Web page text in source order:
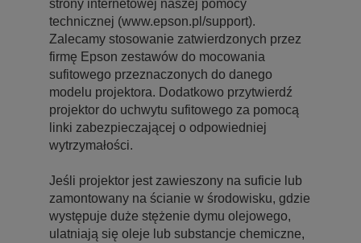
strony internetowej naszej pomocy
technicznej (www.epson.pl/support).
Zalecamy stosowanie zatwierdzonych przez
firmę Epson zestawów do mocowania
sufitowego przeznaczonych do danego
modelu projektora. Dodatkowo przytwierdź
projektor do uchwytu sufitowego za pomocą
linki zabezpieczającej o odpowiedniej
wytrzymałości.
Jeśli projektor jest zawieszony na suficie lub
zamontowany na ścianie w środowisku, gdzie
występuje duże stężenie dymu olejowego,
ulatniają się oleje lub substancje chemiczne,